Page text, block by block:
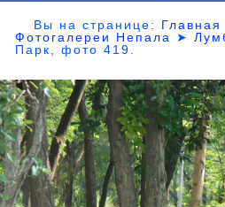
Вы на странице: Главная
Фотогалереи Непала
➤
Парк,фото 419.